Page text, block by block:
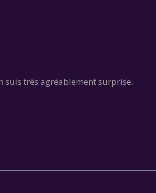
suis très agréablement surprise.